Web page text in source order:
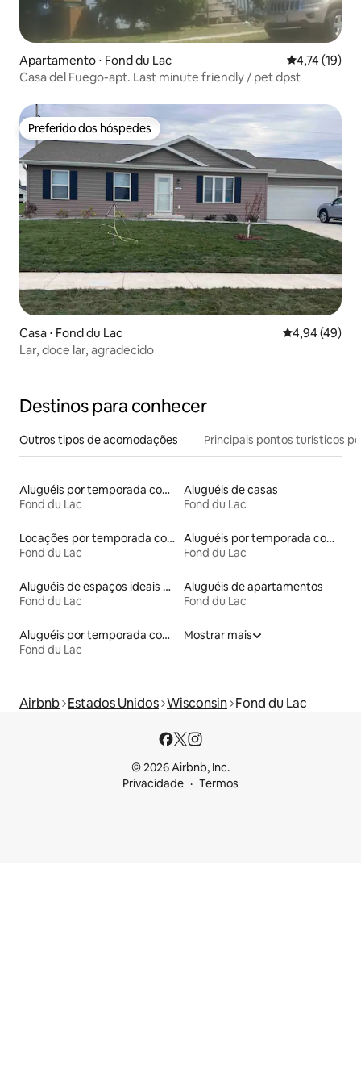
Apartamento ⋅ Fond du Lac 4,74 de uma
4,74 (19)
Casa del Fuego-apt. Last minute friendly / pet dpst
Preferido dos hóspedes
Preferido dos hóspedes
Casa ⋅ Fond du Lac 4,94 de uma
4,94 (49)
Lar, doce lar, agradecido
Destinos para conhecer
Outros tipos de acomodações Principais pontos turísticos
Aluguéis por temporada com acesso ao lago
Fond du Lac
Aluguéis de casas
Fond du Lac
Locações por temporada com piscina
Fond du Lac
Aluguéis por temporada com caiaque
Fond du Lac
Aluguéis de espaços ideais para famílias
Fond du Lac
Aluguéis de apartamentos
Fond du Lac
Aluguéis por temporada com banheira de hidromassagem
Fond du Lac
Mostrar mais
Airbnb Estados Unidos Wisconsin Fond du Lac
© 2026 Airbnb, Inc.
Privacidade
Termos